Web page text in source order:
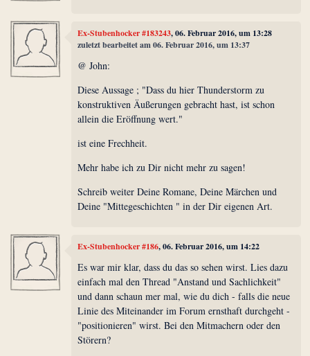
Ex-Stubenhocker #183243, 06. Februar 2016, um 13:28
zuletzt bearbeitet am 06. Februar 2016, um 13:37
@ John:
Diese Aussage ; "Dass du hier Thunderstorm zu
konstruktiven Äußerungen gebracht hast, ist schon
allein die Eröffnung wert."
ist eine Frechheit.
Mehr habe ich zu Dir nicht mehr zu sagen!
Schreib weiter Deine Romane, Deine Märchen und
Deine "Mittegeschichten " in der Dir eigenen Art.
Ex-Stubenhocker #186, 06. Februar 2016, um 14:22
Es war mir klar, dass du das so sehen wirst. Lies dazu
einfach mal den Thread "Anstand und Sachlichkeit"
und dann schaun mer mal, wie du dich - falls die neue
Linie des Miteinander im Forum ernsthaft durchgeht -
"positionieren" wirst. Bei den Mitmachern oder den
Störern?